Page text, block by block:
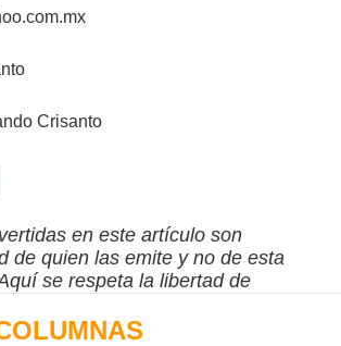
Crisanto
en este artículo son
de quien las emite y no de esta
se respeta la libertad de